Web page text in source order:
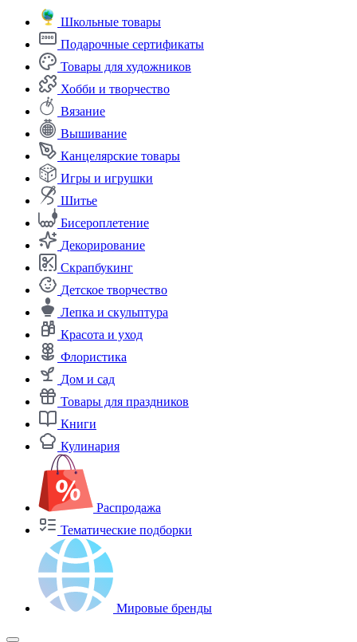
Школьные товары
Подарочные сертификаты
Товары для художников
Хобби и творчество
Вязание
Вышивание
Канцелярские товары
Игры и игрушки
Шитье
Бисероплетение
Декорирование
Скрапбукинг
Детское творчество
Лепка и скульптура
Красота и уход
Флористика
Дом и сад
Товары для праздников
Книги
Кулинария
Распродажа
Тематические подборки
Мировые бренды